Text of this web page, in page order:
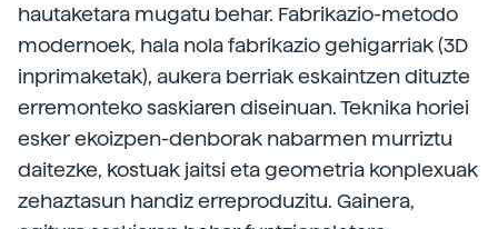
hautaketara mugatu behar. Fabrikazio-metodo
modernoek, hala nola fabrikazio gehigarriak (3D
inprimaketak), aukera berriak eskaintzen dituzte
erremonteko saskiaren diseinuan. Teknika horiei
esker ekoizpen-denborak nabarmen murriztu
daitezke, kostuak jaitsi eta geometria konplexuak
zehaztasun handiz erreproduzitu. Gainera,